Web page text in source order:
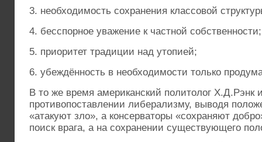
3. необходимость сохранения классовой
4. бесспорное уважение к частной собственности;
5. приоритет традиции над утопией;
6. убеждённость в необходимости только
В то же время американский политолог Х.Д.Рэнк
противопоставлении либерализму, выводя
«атакуют зло», а консерваторы «сохраняют
поиск врага, а на сохранении существующего